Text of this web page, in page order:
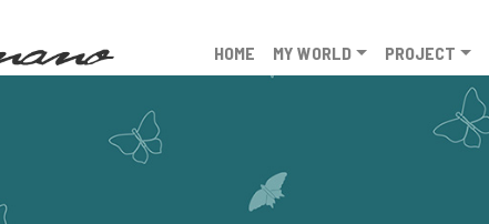
HOME MY WORLD PROJECT